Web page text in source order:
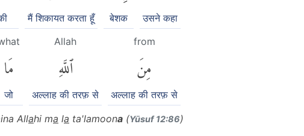
उसने कहा
बेशक
मैं शिकायत करता हूँ
from
مِنَ
अल्लाह की तरफ़ से
Allah
ٱللَّهِ
अल्लाह की तरफ़ से
مَا
जो
Allahi ma la ta'lamoona (Yūsuf 12:86)